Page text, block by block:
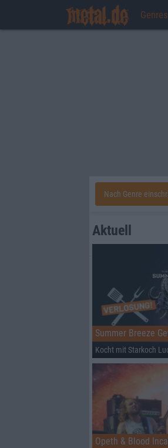
Genres
Aktuell
Summer Breeze
Kocht mit Starkoch